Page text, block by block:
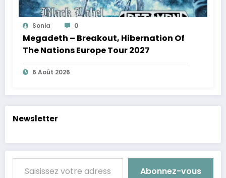
Sonia 0
Megadeth – Breakout, Hibernation Of
The Nations Europe Tour 2027
6 Août 2026
Newsletter
Saisissez votre adresse e-mail…
Abonnez-vous